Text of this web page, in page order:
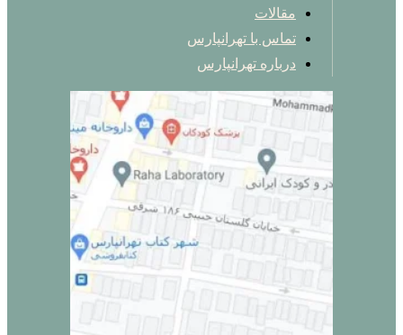
مقالات
تماس با تهرانپارس
درباره تهرانپارس